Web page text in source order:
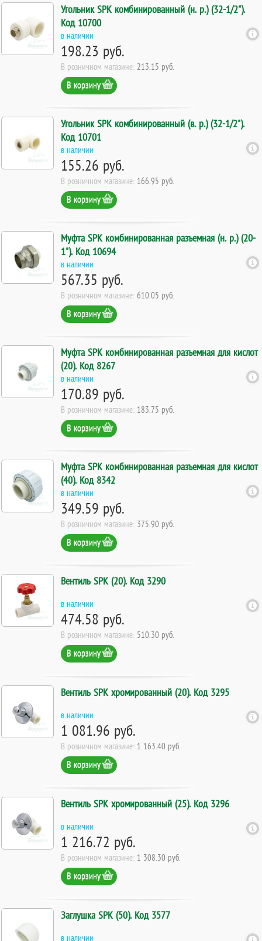
Угольник SPK комбинированный (н. р.) (32-1/2").
Код 10700
в наличии
198.23 руб.
В розничном магазине: 213.15 руб.
В корзину
Угольник SPK комбинированный (в. р.) (32-1/2").
Код 10701
в наличии
155.26 руб.
В розничном магазине: 166.95 руб.
В корзину
Муфта SPK комбинированная разъемная (н. р.) (20-
1"). Код 10694
в наличии
567.35 руб.
В розничном магазине: 610.05 руб.
В корзину
Муфта SPK комбинированная разъемная для кислот
(20). Код 8267
в наличии
170.89 руб.
В розничном магазине: 183.75 руб.
В корзину
Муфта SPK комбинированная разъемная для кислот
(40). Код 8342
в наличии
349.59 руб.
В розничном магазине: 375.90 руб.
В корзину
Вентиль SPK (20). Код 3290
в наличии
474.58 руб.
В розничном магазине: 510.30 руб.
В корзину
Вентиль SPK хромированный (20). Код 3295
в наличии
1 081.96 руб.
В розничном магазине: 1 163.40 руб.
В корзину
Вентиль SPK хромированный (25). Код 3296
в наличии
1 216.72 руб.
В розничном магазине: 1 308.30 руб.
В корзину
Заглушка SPK (50). Код 3577
в наличии